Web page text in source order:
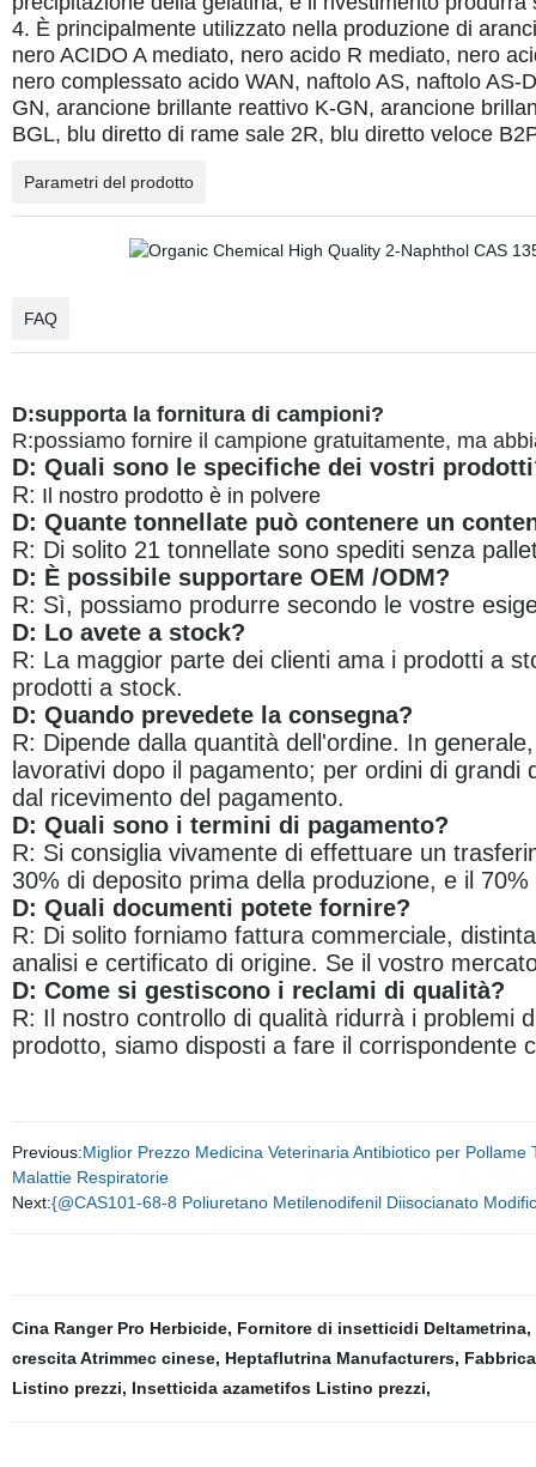
4. È principalmente utilizzato nella produzione di
nero ACIDO A mediato, nero acido R mediato, nero
nero complessato acido WAN, naftolo AS, naftolo
GN, arancione brillante reattivo K-GN, arancione
BGL, blu diretto di rame sale 2R, blu diretto veloce
Parametri del prodotto
FAQ
D:supporta la fornitura di campioni?
R:possiamo fornire il campione gratuitamente, ma
D: Quali sono le specifiche dei vostri
R: Il nostro prodotto è in polvere
D: Quante tonnellate può contenere un
R: Di solito 21 tonnellate sono spediti senza
D: È possibile supportare OEM /ODM?
R: Sì, possiamo produrre secondo le vostre
D: Lo avete a stock?
R: La maggior parte dei clienti ama i prodotti a
prodotti a stock.
D: Quando prevedete la consegna?
R: Dipende dalla quantità dell'ordine. In
lavorativi dopo il pagamento; per ordini di
dal ricevimento del pagamento.
D: Quali sono i termini di pagamento?
R: Si consiglia vivamente di effettuare un
30% di deposito prima della produzione, e il
D: Quali documenti potete fornire?
R: Di solito forniamo fattura commerciale,
analisi e certificato di origine. Se il vostro
D: Come si gestiscono i reclami di qualità?
R: Il nostro controllo di qualità ridurrà i problemi
prodotto, siamo disposti a fare il corrispondente
Previous:Miglior Prezzo Medicina Veterinaria Antibiotico per
Malattie Respiratorie
Next:{@CAS101-68-8 Poliuretano Metilenodifenil Diisocianato
Cina Ranger Pro Herbicide, Fornitore di insetticidi Deltametrina,
crescita Atrimmec cinese, Heptaflutrina Manufacturers,
Listino prezzi, Insetticida azametifos Listino prezzi,